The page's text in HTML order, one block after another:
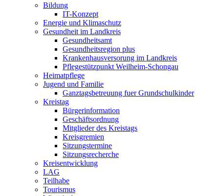
Bildung
IT-Konzept
Energie und Klimaschutz
Gesundheit im Landkreis
Gesundheitsamt
Gesundheitsregion plus
Krankenhausversorung im Landkreis
Pflegestützpunkt Weilheim-Schongau
Heimatpflege
Jugend und Familie
Ganztagsbetreuung fuer Grundschulkinder
Kreistag
Bürgerinformation
Geschäftsordnung
Mitglieder des Kreistags
Kreisgremien
Sitzungstermine
Sitzungsrecherche
Kreisentwicklung
LAG
Teilhabe
Tourismus